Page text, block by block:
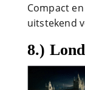
Compact
uitstekend
8.)